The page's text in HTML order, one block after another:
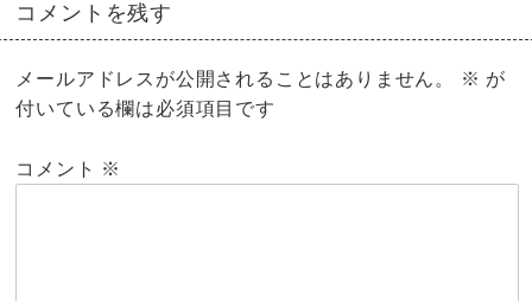
コメントを残す
メールアドレスが公開されることはありません。 ※ が
付いている欄は必須項目です
コメント ※